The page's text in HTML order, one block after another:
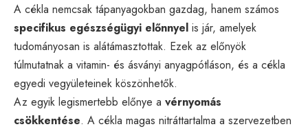
A cékla nemcsak tápanyagokban gazdag, hanem számos
specifikus egészségügyi előnnyel is jár, amelyek
tudományosan is alátámasztottak. Ezek az előnyök
túlmutatnak a vitamin- és ásványi anyagpótláson, és a cékla
egyedi vegyületeinek köszönhetők.
Az egyik legismertebb előnye a vérnyomás
csökkentése. A cékla magas nitráttartalma a szervezetben